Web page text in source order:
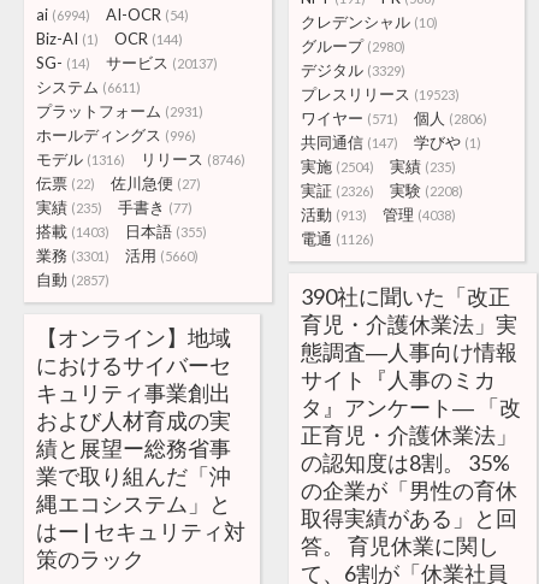
ai (6994) AI-OCR (54)
Biz-AI (1) OCR (144)
SG- (14) サービス (20137)
システム (6611)
プラットフォーム (2931)
ホールディングス (996)
モデル (1316) リリース (8746)
伝票 (22) 佐川急便 (27)
実績 (235) 手書き (77)
搭載 (1403) 日本語 (355)
業務 (3301) 活用 (5660)
自動 (2857)
クレデンシャル (10)
グループ (2980)
デジタル (3329)
プレスリリース (19523)
ワイヤー (571) 個人 (2806)
共同通信 (147) 学びや (1)
実施 (2504) 実績 (235)
実証 (2326) 実験 (2208)
活動 (913) 管理 (4038)
電通 (1126)
390社に聞いた「改正
育児・介護休業法」実
態調査―人事向け情報
サイト『人事のミカ
タ』アンケート― 「改
正育児・介護休業法」
の認知度は8割。 35%
の企業が「男性の育休
取得実績がある」と回
答。 育児休業に関し
て、6割が「休業社員
【オンライン】地域
におけるサイバーセ
キュリティ事業創出
および人材育成の実
績と展望ー総務省事
業で取り組んだ「沖
縄エコシステム」と
はー | セキュリティ対
策のラック